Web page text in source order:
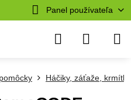
Panel používateľa
Háčiky, záťaže, krmítka